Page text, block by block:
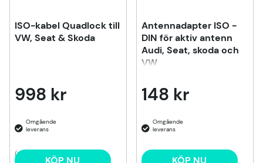
ISO-kabel Quadlock till
VW, Seat & Skoda
998 kr
(2) KÖP NU
Antennadapter ISO -
DIN för aktiv antenn
Audi, Seat, skoda och
VW
148 kr
KÖP NU